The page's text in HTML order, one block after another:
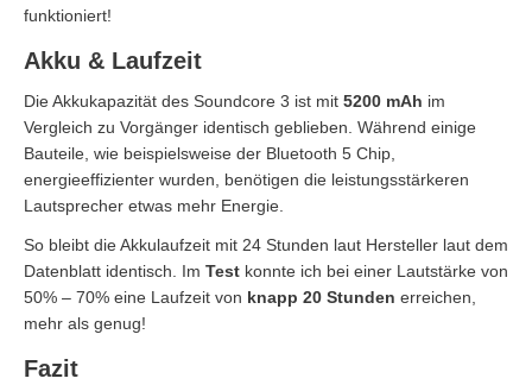
funktioniert!
Akku & Laufzeit
Die Akkukapazität des Soundcore 3 ist mit 5200 mAh im
Vergleich zu Vorgänger identisch geblieben. Während einige
Bauteile, wie beispielsweise der Bluetooth 5 Chip,
energieeffizienter wurden, benötigen die leistungsstärkeren
Lautsprecher etwas mehr Energie.
So bleibt die Akkulaufzeit mit 24 Stunden laut Hersteller laut dem
Datenblatt identisch. Im Test konnte ich bei einer Lautstärke von
50% – 70% eine Laufzeit von knapp 20 Stunden erreichen,
mehr als genug!
Fazit